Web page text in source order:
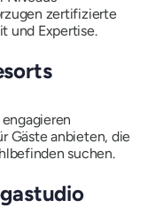
zertifizierte
und Expertise.
Gäste anbieten, die
suchen.